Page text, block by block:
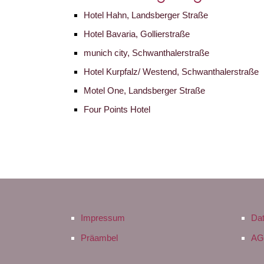
Hotel Hahn, Landsberger Straße
Hotel Bavaria, Gollierstraße
munich city, Schwanthalerstraße
Hotel Kurpfalz/ Westend, Schwanthalerstraße
Motel One, Landsberger Straße
Four Points Hotel
Impressum
Präambel